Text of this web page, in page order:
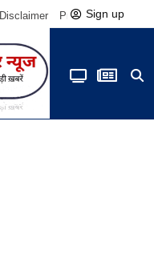
Disclaimer Privacy Policy
Sign up